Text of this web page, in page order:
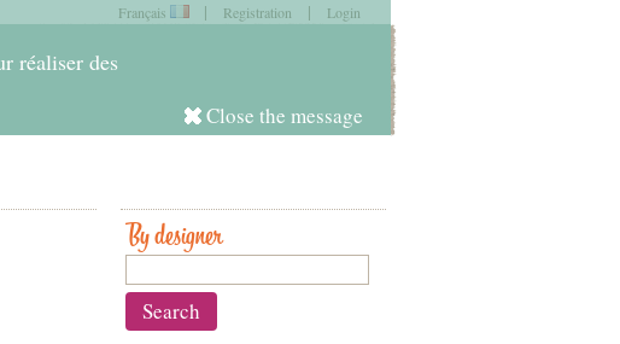
réaliser des
Close the message
Français | Registration | Login
0item in
Log in
By designer